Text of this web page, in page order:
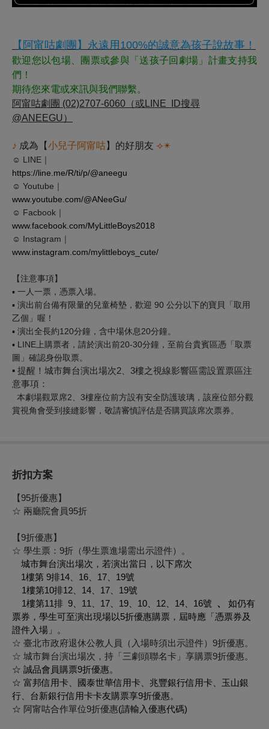
【阿甯咕劇團】 永遠 用 100%的誠意為孩子說故事！
歡迎您以包場、團票或參與「送孩子回劇場」計畫支持我
們！
期待您來電或來訊與我們聯繫。
阿甯咕劇團 (02)2707-6060 （或 LINE ID搜尋
@ANEEGU）
♪ 成為【小兒子阿甯咕】 的好朋友 ⟢✴︎
☺ LINE ｜
https://line.me/R/ti/p/@aneegu
☺ Youtube ｜
www.youtube.com/@ANeeGu/
☺ Facbook ｜
www.facebook.com/MyLittleBoys2018
☺ Instagram ｜
www.instagram.com/mylittleboys_cute/
【注意事項】
▪︎ 一人一票，憑票入場。
▪︎ 演出前台備有限量的兒童椅墊，歡迎 90 公分以下的寶貝「取用
乙個」喔！
▪︎ 演出全長約120分鐘，含中場休息20分鐘。
▪︎ LINE 上購票者，請於演出前20-30分鐘，至前台貴賓區憑「取票
圖」確認身份取票。
▪︎ 提醒！ 城市舞台演出場次2、3樓之視線影響區需設置票區注
意事項：
本劇場觀眾席2、3樓座位前方設有安全防護玻璃，該座位部分觀
賞視角會受到接縫影響， 敬請審慎評估是否購買該席次票券。
折扣方案
【95折優惠】
☆ 兩廳院會員95折
【9折優惠】
☆ 學生票： 9折 （學生票進場需出示證件）。
城市舞台演出場次，若演出當日，以下席次
1樓第 9排14、16、17、19號
1樓第10排12、14、17、19號
1樓第11排 9、11、17、19、10、12、14、16號 、
如仍有
票券，學生可至演出現場以5折優惠購票，屆時應「憑票券及
證件入場」。
☆ 臺北市政府退休公教人員（入場時須出示證件） 9折優惠。
☆ 城市舞台演出場次，持「三劇頭聯名卡」享購票9折優惠。
☆ 誠品會員購票9折優惠。
☆ 富邦信用卡、國泰世華信用卡、兆豐銀行信用卡、玉山銀
行、台新銀行信用卡卡友購票享9折優惠。
☆ 阿甯咕合作單位9折優惠(請輸入優惠代碼)